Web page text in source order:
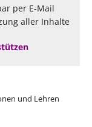
per E-Mail
aller Inhalte
und Lehren